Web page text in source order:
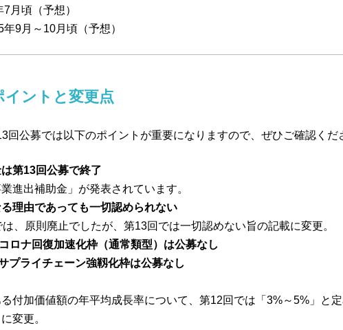
月頃（予想）
9月～10月頃（予想）
イントと変更点
回公募では以下のポイントが重要になりますので、ぜひご確認くだ
第13回公募で終了
進出補助金」が発表されています。
理由であっても一切認められない
、原則廃止でしたが、第13回では一切認めない旨の記載に変更。
ロナ回復加速化枠（通常類型）は公募なし
プライチェーン強靱化枠は公募なし
付加価値額の年平均成長率について、第12回では「3%～5%」と
変更。